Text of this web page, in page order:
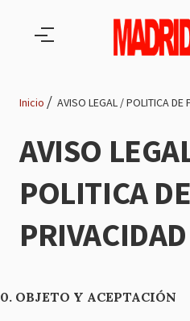
Ruta
de
navegación
Inicio AVISO LEGAL / POLITICA DE
AVISO
POLITICA DE
PRIVACIDAD
0. OBJETO Y ACEPTACIÓN